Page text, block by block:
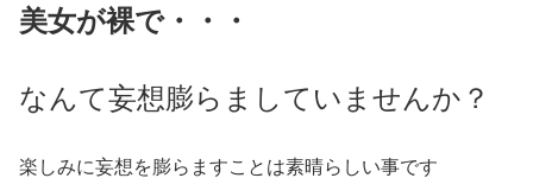
美女が裸で・・・
なんて妄想膨らましていませんか？
楽しみに妄想を膨らますことは素晴らしい事です